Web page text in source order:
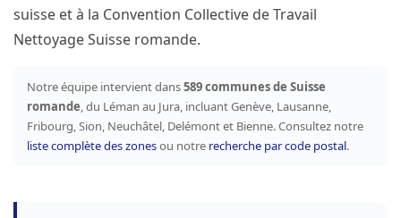
suisse et à la Convention Collective de Travail
Nettoyage Suisse romande.
Notre équipe intervient dans589 communes de Suisse
romande, du Léman au Jura, incluant Genève, Lausanne,
Fribourg, Sion, Neuchâtel, Delémont et Bienne. Consultez notre
liste complète des zonesou notre recherche par code postal.